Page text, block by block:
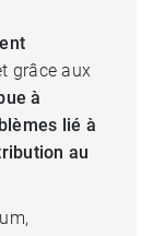
grâce aux
à
lié à
au